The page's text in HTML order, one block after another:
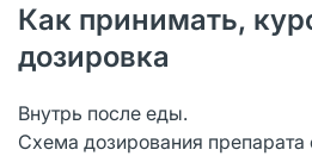
Как принимать,
дозировка
Внутрь после еды.
Схема дозирования препарата